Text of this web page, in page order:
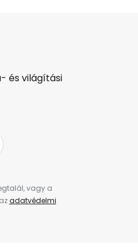
és világítási
vagy a
adatvédelmi